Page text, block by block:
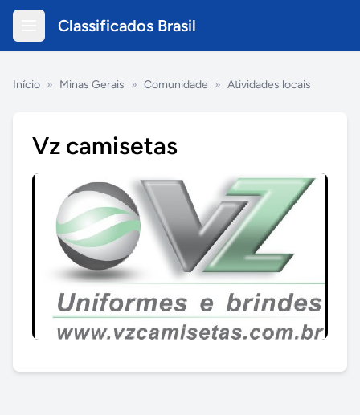
Classificados Brasil
Início » Minas Gerais » Comunidade » Atividades locais
Vz camisetas